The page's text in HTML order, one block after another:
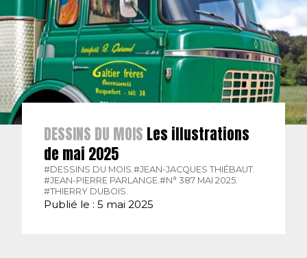
DESSINS DU MOIS Les illustrations
de mai 2025
#DESSINS DU MOIS. #JEAN-JACQUES THIÉBAUT.
#JEAN-PIERRE PARLANGE. #N° 387 MAI 2025.
#THIERRY DUBOIS.
Publié le : 5 mai 2025